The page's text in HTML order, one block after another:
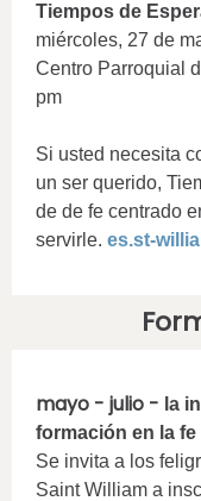
Tiempos de
miércoles, 27 de
Centro Parroquial
pm
Si usted necesita
un ser querido,
de de fe centrado
servirle. es.st-
mayo - julio - la
formación en la fe
Se invita a los
Saint William a